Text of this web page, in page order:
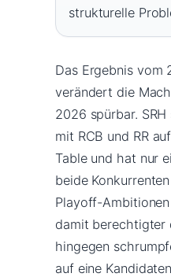
strukturelle
Das Ergebnis vom
verändert die
2026 spürbar.
mit RCB und RR
Table und hat nur
beide
Playoff-
damit berechtigter
hingegen
auf eine